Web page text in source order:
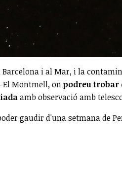
i al Mar, i la
El Montmell, onpodreu trobar
amb observació amb
gaudir d'una setmana de